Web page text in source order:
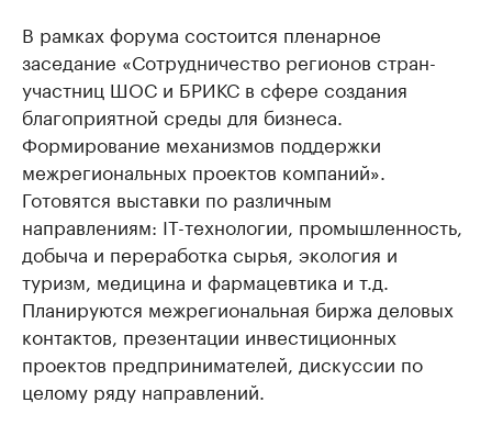
В рамках форума состоится пленарное
заседание «Сотрудничество регионов стран-
участниц ШОС и БРИКС в сфере создания
благоприятной среды для бизнеса.
Формирование механизмов поддержки
межрегиональных проектов компаний».
Готовятся выставки по различным
направлениям: IT-технологии, промышленность,
добыча и переработка сырья, экология и
туризм, медицина и фармацевтика и т.д.
Планируются межрегиональная биржа деловых
контактов, презентации инвестиционных
проектов предпринимателей, дискуссии по
целому ряду направлений.